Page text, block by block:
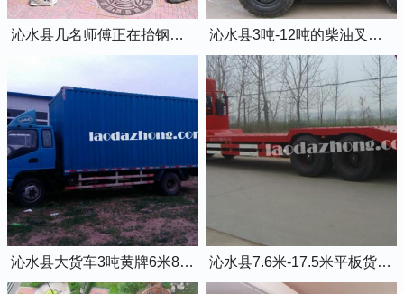
沁水县几名师傅正在抬钢琴上楼 沁水县3吨-12吨的柴油叉车出租
沁水县大货车3吨黄牌6米8的厢式货车 沁水县7.6米-17.5米平板货车出租